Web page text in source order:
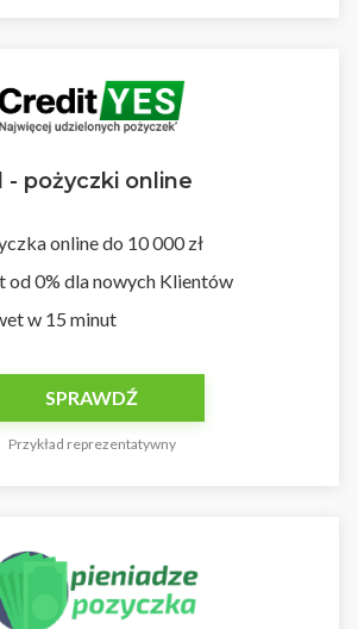
- pożyczki online
online do 10 000 zł
od 0% dla nowych Klientów
w 15 minut
SPRAWDŹ
Przykład reprezentatywny